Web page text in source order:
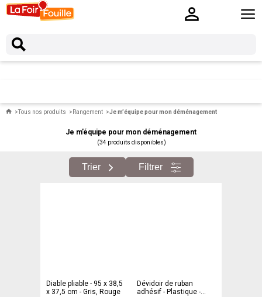
Tous nos produits Rangement Je m’équipe pour mon déménagement
Je m’équipe pour mon déménagement
(34 produits disponibles)
Trier Filtrer
Diable pliable - 95 x 38,5
x 37,5 cm - Gris, Rouge
Dévidoir de ruban
adhésif - Plastique -